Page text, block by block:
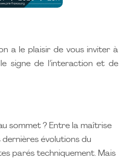
a le plaisir de vous inviter à
signe de l’interaction et de
sommet ? Entre la maîtrise
évolutions du
parés techniquement. Mais